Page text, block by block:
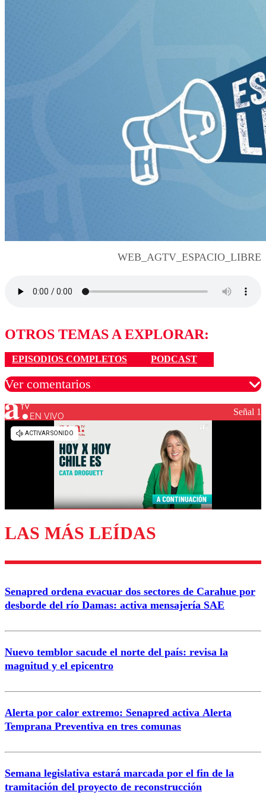
WEB_AGTV_ESPACIO_LIBRE
OTROS TEMAS A EXPLORAR:
EPISODIOS COMPLETOS PODCAST
Ver comentarios
Los comentarios son moderados para garantizar un
diálogo respetuoso.
Enviar comentario
EN VIVO Señal 1
LAS MÁS LEÍDAS
Senapred ordena evacuar dos sectores de Carahue por
desborde del río Damas: activa mensajería SAE
Nuevo temblor sacude el norte del país: revisa la
magnitud y el epicentro
Alerta por calor extremo: Senapred activa Alerta
Temprana Preventiva en tres comunas
Semana legislativa estará marcada por el fin de la
tramitación del proyecto de reconstrucción